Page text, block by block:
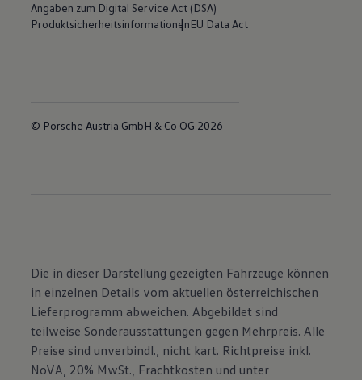
Angaben zum Digital Service Act (DSA)
ProduktsicherheitsinformationenEU Data Act
© Porsche Austria GmbH & Co OG 2026
Die in dieser Darstellung gezeigten Fahrzeuge können
in einzelnen Details vom aktuellen österreichischen
Lieferprogramm abweichen. Abgebildet sind
teilweise Sonderausstattungen gegen Mehrpreis. Alle
Preise sind unverbindl., nicht kart. Richtpreise inkl.
NoVA, 20% MwSt., Frachtkosten und unter